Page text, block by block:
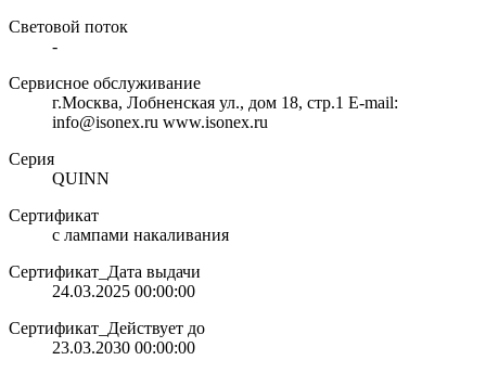
Световой поток
-
Сервисное обслуживание
г.Москва, Лобненская ул., дом 18, стр.1 E-mail:
info@isonex.ru www.isonex.ru
Серия
QUINN
Сертификат
с лампами накаливания
Сертификат_Дата выдачи
24.03.2025 00:00:00
Сертификат_Действует до
23.03.2030 00:00:00